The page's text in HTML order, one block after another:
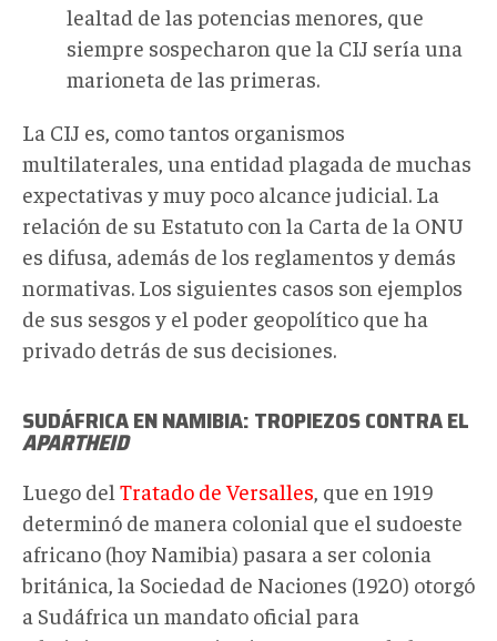
lealtad de las potencias menores, que
siempre sospecharon que la CIJ sería una
marioneta de las primeras.
La CIJ es, como tantos organismos
multilaterales, una entidad plagada de muchas
expectativas y muy poco alcance judicial. La
relación de su Estatuto con la Carta de la ONU
es difusa, además de los reglamentos y demás
normativas. Los siguientes casos son ejemplos
de sus sesgos y el poder geopolítico que ha
privado detrás de sus decisiones.
SUDÁFRICAEN NAMIBIA: TROPIEZOS CONTRA EL
APARTHEID
Luego del Tratado de Versalles , que en 1919
determinó de manera colonial que el sudoeste
africano (hoy Namibia) pasara a ser colonia
británica, la Sociedad de Naciones (1920) otorgó
a Sudáfrica un mandato oficial para